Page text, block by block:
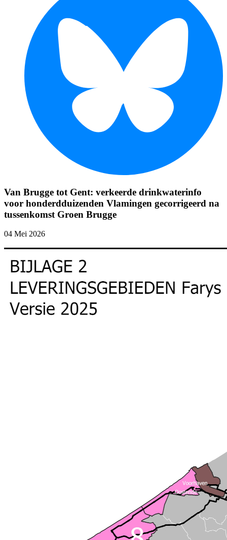
Van Brugge tot Gent: verkeerde drinkwaterinfo
voor honderdduizenden Vlamingen gecorrigeerd na
tussenkomst Groen Brugge
04 Mei 2026